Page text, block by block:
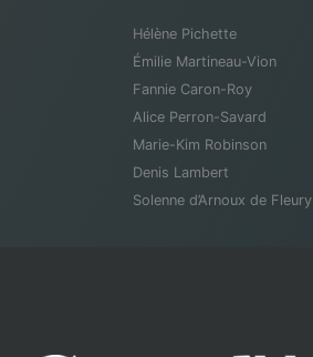
Hélène Pichette
Émilie Martineau-Vion
Fannie Caron-Roy
Alice Perron-Savard
Marie-Kim Robinson
Denis Lambert
Solenne d’Arnoux de Fleury